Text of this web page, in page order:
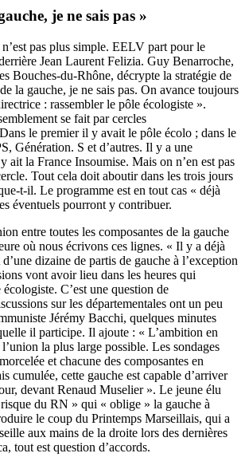
je ne sais pas »
pas plus simple. EELV part pour le
Jean Laurent Felizia. Guy Benarroche,
Bouches-du-Rhône, décrypte la stratégie de
la gauche, je ne sais pas. On avance toujours
: rassembler le pôle écologiste ».
se fait par cercles
le premier il y avait le pôle écolo ; dans le
Génération. S et d’autres. Il y a une
ait la France Insoumise. Mais on n’en est pas
Tout cela doit aboutir dans les trois jours
t-il. Le programme est en tout cas « déjà
éventuels pourront y contribuer.
entre toutes les composantes de la gauche
où nous écrivons ces lignes. « Il y a déjà
dizaine de partis de gauche à l’exception
vont avoir lieu dans les heures qui
C’est une question de
sur les départementales ont un peu
Jérémy Bacchi, quelques minutes
il participe. Il ajoute : « L’ambition en
la plus large possible. Les sondages
et chacune des composantes en
cumulée, cette gauche est capable d’arriver
devant Renaud Muselier ». Le jeune élu
du RN » qui « oblige » la gauche à
le coup du Printemps Marseillais, qui a
aux mains de la droite lors des dernières
tout est question d’accords.